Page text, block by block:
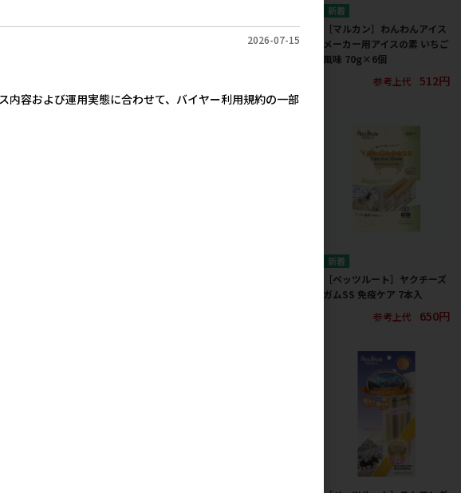
イス バニラ風味 16g×15個
［マルカン］わんわんアイス
メーカー用アイスの素 りんご
［マルカン］わんわんアイス
メーカー用アイスの素 いちご
風味 70g×6個
参考上代
512円
［ペッツルート］ヤクチーズ
ガムSS 免疫ケア 7本入
参考上代
650円
2026-07-15
内容および運用実態に合わせて、バイヤー利用規約の一部